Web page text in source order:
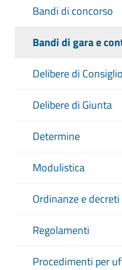
Bandi di concorso
Bandi di gara e
Delibere di Consiglio
Delibere di Giunta
Determine
Modulistica
Ordinanze e decreti
Regolamenti
Procedimenti per